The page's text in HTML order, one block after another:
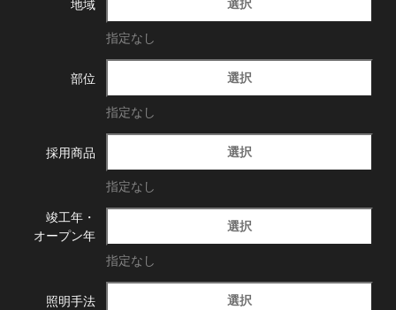
地域
指定なし
部位 選択
指定なし
採用商品 選択
指定なし
竣工年・
オープン年
選択
指定なし
照明手法 選択